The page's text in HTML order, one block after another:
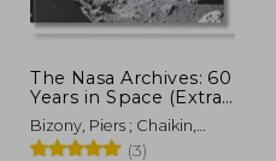
The Nasa Archives: 60
Years in Space (Extra
Large) (en Inglés)
Bizony, Piers ; Chaikin,
Andrew ; Launius, Roger
(3)